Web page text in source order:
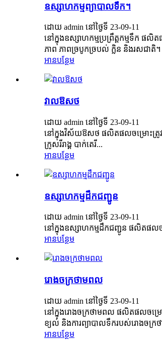
ឧស្សាហកម្មព្យាបាលទឹក។
ដោយ admin នៅថ្ងៃទី 23-09-11
នៅក្នុងឧស្សាហកម្មប្រព្រឹត្តកម្មទឹក ផលិ
ភាព ភាពច្របូកច្របល់ ក្លិន និងរសជាតិ។
អាន​បន្ថែម
វាលឱសថ
ដោយ admin នៅថ្ងៃទី 23-09-11
នៅក្នុងវិស័យឱសថ ផលិតផលចម្រោះត្រូវបា
ក្រូសរីរាង្គ បាក់តេរី...
អាន​បន្ថែម
ឧស្សាហកម្មដឹកជញ្ជូន
ដោយ admin នៅថ្ងៃទី 23-09-11
នៅក្នុងឧស្សាហកម្មដឹកជញ្ជូន ផលិតផលចម្
អាន​បន្ថែម
រោងចក្រថាមពល
ដោយ admin នៅថ្ងៃទី 23-09-11
នៅក្នុងរោងចក្រថាមពល ផលិតផលចម្រោះអ
ខ្យល់ និងការព្យាបាលទឹករបស់រោងចក្រ
អាន​បន្ថែម